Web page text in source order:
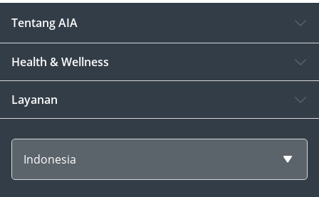
Tentang AIA
Health & Wellness
Layanan
Indonesia